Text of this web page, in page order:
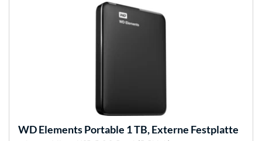
WDElements Portable 1 TB, Externe Festplatte